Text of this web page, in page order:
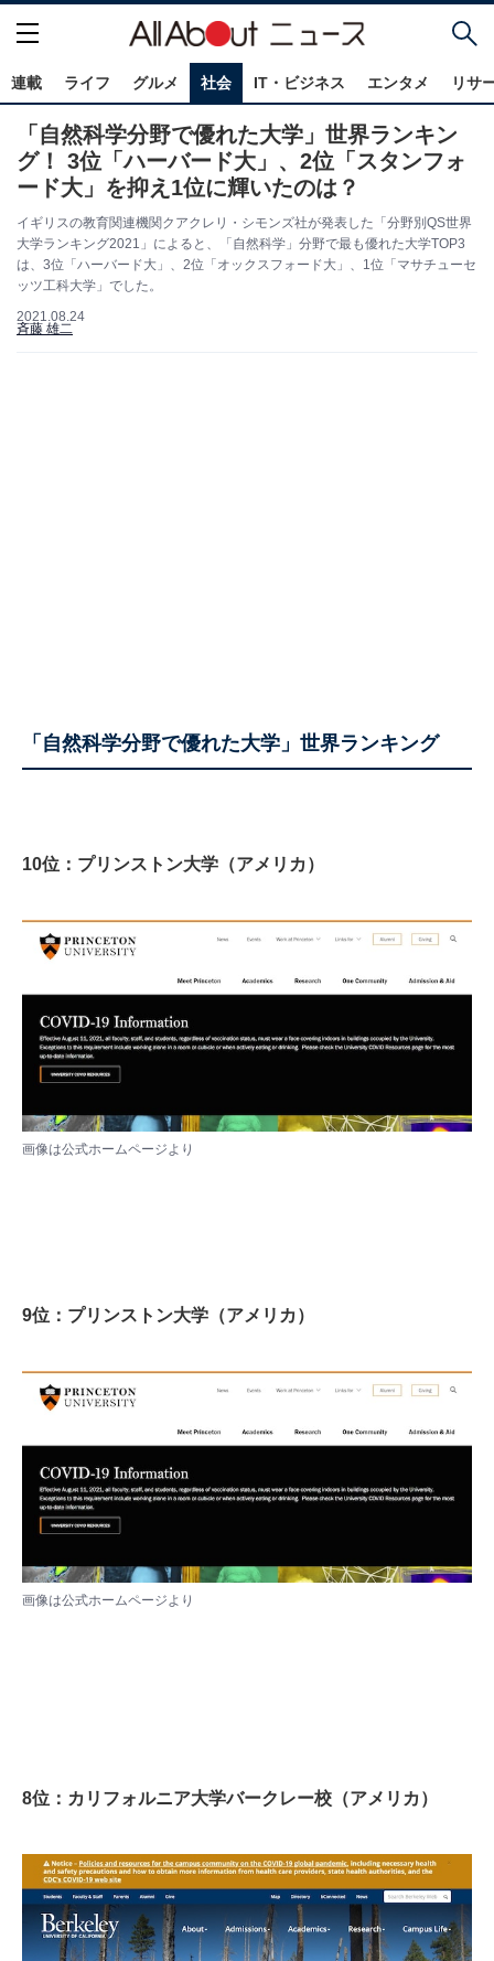
連載 ライフ グルメ 社会 IT・ビジネス エンタメ リサ
「自然科学分野で優れた大学」世界ランキン
グ！ 3位「ハーバード大」、2位「スタンフォ
ード大」を抑え1位に輝いたのは？
イギリスの教育関連機関クアクレリ・シモンズ社が発表した「分野別QS世界
大学ランキング2021」によると、「自然科学」分野で最も優れた大学TOP3
は、3位「ハーバード大」、2位「オックスフォード大」、1位「マサチューセ
ッツ工科大学」でした。
2021.08.24
斉藤 雄二
「自然科学分野で優れた大学」世界ランキング
10位：プリンストン大学（アメリカ）
画像は公式ホームページ より
9位：プリンストン大学（アメリカ）
画像は公式ホームページより
8位：カリフォルニア大学バークレー校（アメリカ）